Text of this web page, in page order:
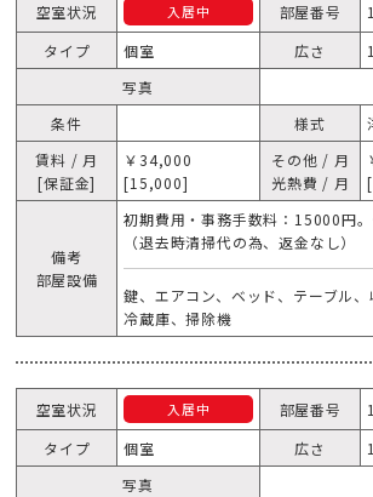
空室状況 入居中 部屋番号
タイプ
個室 広さ
写真
条件
様式
賃料 / 月
[保証金]
￥34,000
[15,000]
その他 / 月
光熱費 / 月
備考
部屋設備
初期費用・事務手数料：15000円
（退去時清掃代の為、返金なし）
鍵、エアコン、ベッド、テーブル
冷蔵庫、掃除機
空室状況 入居中 部屋番号
タイプ
個室 広さ
写真